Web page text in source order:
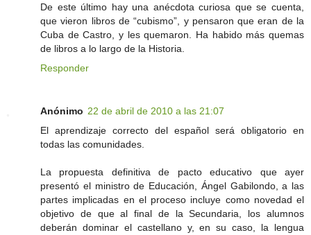
De este último hay una anécdota curiosa que se cuenta,
que vieron libros de “cubismo”, y pensaron que eran de la
Cuba de Castro, y les quemaron. Ha habido más quemas
de libros a lo largo de la Historia.
Responder
Anónimo 22 de abril de 2010 a las 21:07
El aprendizaje correcto del español será obligatorio en
todas las comunidades.
La propuesta definitiva de pacto educativo que ayer
presentó el ministro de Educación, Ángel Gabilondo, a las
partes implicadas en el proceso incluye como novedad el
objetivo de que al final de la Secundaria, los alumnos
deberán dominar el castellano y, en su caso, la lengua